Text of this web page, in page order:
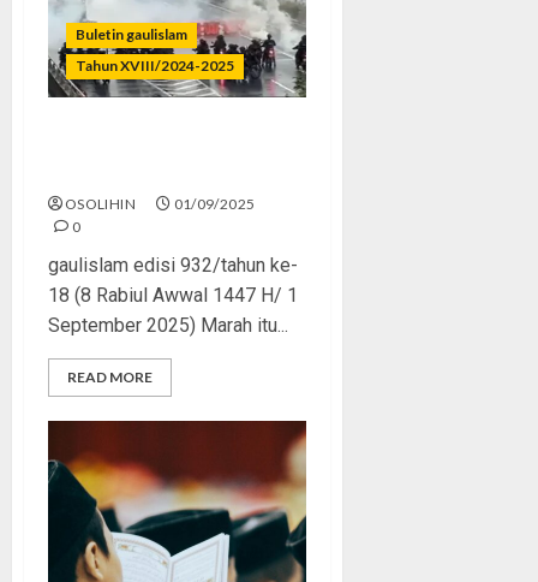
Buletin gaulislam
Tahun XVIII/2024-2025
OSOLIHIN
01/09/2025
0
gaulislam edisi 932/tahun ke-
18 (8 Rabiul Awwal 1447 H/ 1
September 2025) Marah itu...
READ MORE